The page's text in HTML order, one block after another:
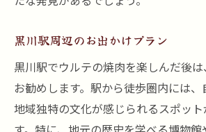
黒川駅周辺のお出かけプラン
黒川駅でウルテの焼肉を楽しんだ後
お勧めします。駅から徒歩圏内には
地域独特の文化が感じられるスポッ